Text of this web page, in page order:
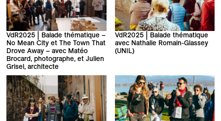
VdR2025 | Balade thématique –
No Mean City et The Town That
Drove Away – avec Matéo
Brocard, photographe, et Julien
Grisel, architecte
VdR2025 | Balade thématique
avec Nathalie Romain-Glassey
(UNIL)